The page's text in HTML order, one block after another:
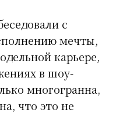
с
мечты,
карьере,
в шоу-
многогранна,
что это не